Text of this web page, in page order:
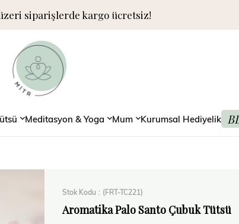
siparişlerde kargo ücretsiz!
Meditasyon & Yoga Mum Kurumsal Hediyelik
Stok Kodu (FRT-TC221)
Aromatika Palo Santo Çubuk Tütsü